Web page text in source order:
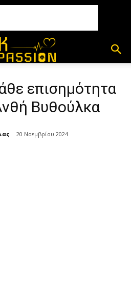
επισημότητα
Βυθούλκα
20 Νοεμβρίου 2024